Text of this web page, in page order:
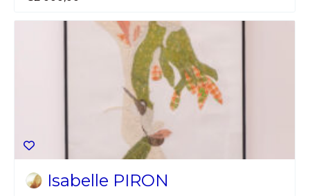
Isabelle PIRON